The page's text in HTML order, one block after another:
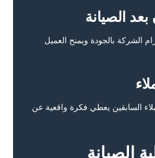
الصيانة
الشركة بالجودة ويمنح العميل
السابقين يعطي فكرة واقعية عن
الصيانة